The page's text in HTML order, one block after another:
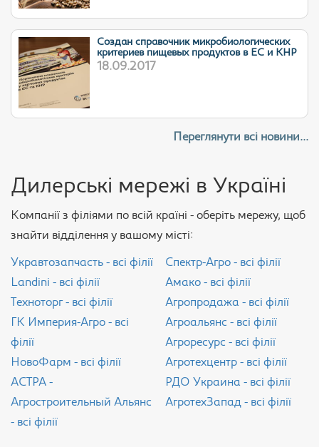
Cоздан справочник микробиологических
критериев пищевых продуктов в ЕС и КНР
18.09.2017
Переглянути всі новини...
Дилерські мережі в Україні
Компанії з філіями по всій країні - оберіть мережу, щоб
знайти відділення у вашому місті:
Укравтозапчасть - всі філії
Landini - всі філії
Техноторг - всі філії
ГК Империя-Агро - всі
філії
НовоФарм - всі філії
АСТРА -
Агростроительный Альянс
- всі філії
Спектр-Агро - всі філії
Амако - всі філії
Агропродажа - всі філії
Агроальянс - всі філії
Агроресурс - всі філії
Агротехцентр - всі філії
РДО Украина - всі філії
АгротехЗапад - всі філії